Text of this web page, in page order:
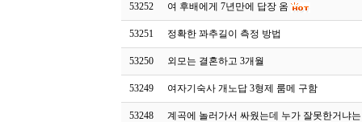
53252 여 후배에게 7년만에 답장 옴
53251 정확한 꽈추길이 측정 방법
53250 외모는 결혼하고 3개월
53249 여자기숙사 개노답 3형제 룸메 구함
53248 계곡에 놀러가서 싸웠는데 누가 잘못한거냐